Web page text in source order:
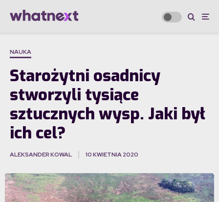
NAUKA
Starożytni osadnicy
stworzyli tysiące
sztucznych wysp. Jaki był
ich cel?
ALEKSANDER KOWAL 10 KWIETNIA 2020